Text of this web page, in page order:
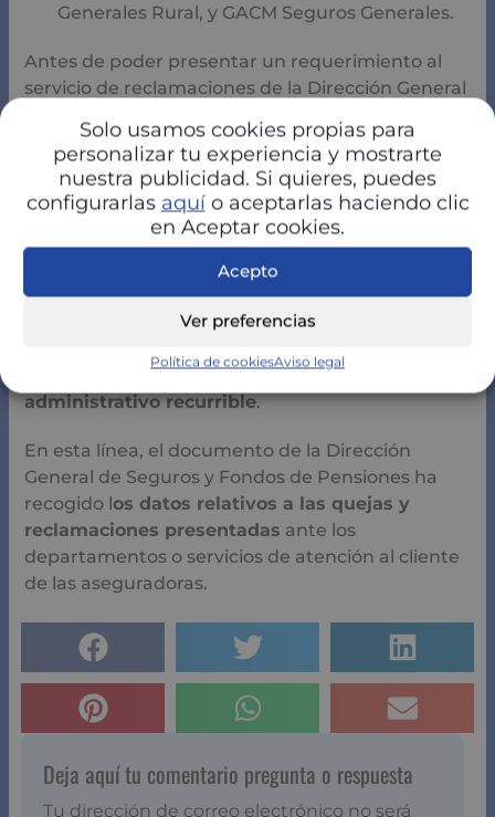
Solo usamos cookies propias para
personalizar tu experiencia y mostrarte
nuestra publicidad. Si quieres, puedes
configurarlas aquío aceptarlas haciendo clic
en Aceptar cookies.
Acepto
Ver preferencias
Política de cookiesAviso legal
Generales Rural, y GACM Seguros Generales.
Antes de poder presentar un requerimiento al
servicio de reclamaciones de la Dirección General
epartamento de atención al cliente o al
defensor del cliente de la compañía con la que
ha tenido el problema.
Si la respuesta ha sido negativa o inexistente,
puede entonces acudir al servicio de
reclamaciones del supervisor, que tras analizar
las alegaciones de ambas partes publicará su
vinculante ni la consideración de acto
administrativo recurrible.
En esta línea, el documento de la Dirección
General de Seguros y Fondos de Pensiones ha
recogido los datos relativos a las quejas y
reclamaciones presentadas ante los
departamentos o servicios de atención al cliente
de las aseguradoras.
Deja aquí tu comentario pregunta o respuesta
Tu dirección de correo electrónico no será